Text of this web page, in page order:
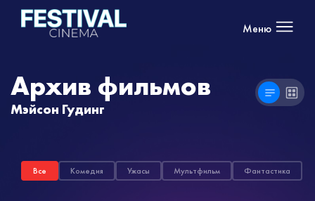
Меню
Архив фильмов
Мэйсон Гудинг
Все Комедия Ужасы Мультфильм Фантастика